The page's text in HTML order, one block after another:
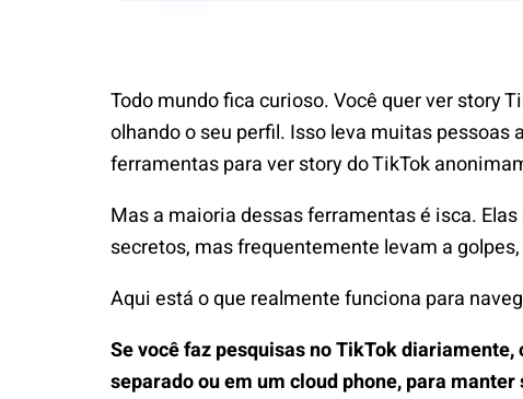
Todo mundo fica curioso. Você quer ver story
olhando o seu perfil. Isso leva muitas
ferramentas para ver story do TikTok
Mas a maioria dessas ferramentas é isca.
secretos, mas frequentemente levam a
Aqui está o que realmente funciona para
Se você faz pesquisas noTikTokdiariamente,
separado ou em um cloud phone, para